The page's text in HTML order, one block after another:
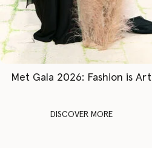
Met Gala 2026: Fashion is Art
DISCOVER MORE